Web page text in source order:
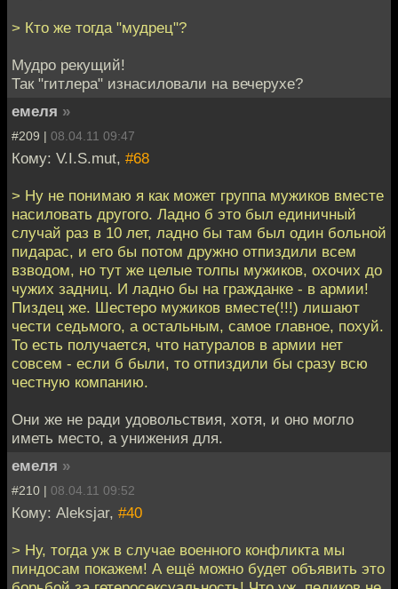
> Кто же тогда "мудрец"?
Мудро рекущий!
Так "гитлера" изнасиловали на вечерухе?
емеля »
#209 | 08.04.11 09:47
Кому: V.I.S.mut, #68
> Ну не понимаю я как может группа мужиков вместе
насиловать другого. Ладно б это был единичный
случай раз в 10 лет, ладно бы там был один больной
пидарас, и его бы потом дружно отпиздили всем
взводом, но тут же целые толпы мужиков, охочих до
чужих задниц. И ладно бы на гражданке - в армии!
Пиздец же. Шестеро мужиков вместе(!!!) лишают
чести седьмого, а остальным, самое главное, похуй.
То есть получается, что натуралов в армии нет
совсем - если б были, то отпиздили бы сразу всю
честную компанию.
Они же не ради удовольствия, хотя, и оно могло
иметь место, а унижения для.
емеля »
#210 | 08.04.11 09:52
Кому: Aleksjar, #40
> Ну, тогда уж в случае военного конфликта мы
пиндосам покажем! А ещё можно будет объявить это